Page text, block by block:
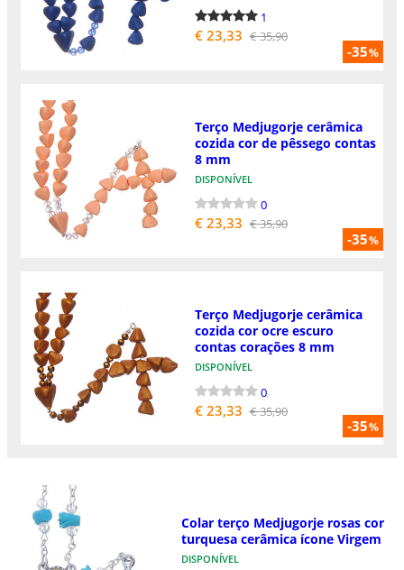
-35%
1
€ 23,33 € 35,90
-35%
Terço Medjugorje cerâmica
cozida cor de pêssego contas
8 mm
DISPONÍVEL
0
€ 23,33 € 35,90
-35%
Terço Medjugorje cerâmica
cozida cor ocre escuro
contas corações 8 mm
DISPONÍVEL
0
€ 23,33 € 35,90
Colar terço Medjugorje rosas cor
turquesa cerâmica ícone Virgem
DISPONÍVEL